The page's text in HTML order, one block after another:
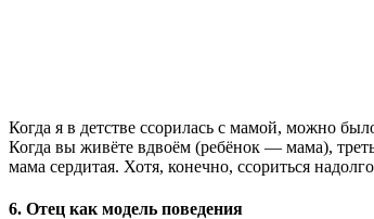
Когда я в детстве ссорилась с мамой, можно
Когда вы живёте вдвоём (ребёнок — мама),
мама сердитая. Хотя, конечно, ссориться
6. Отец как модель поведения